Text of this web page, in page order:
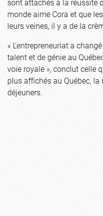
sont attachés à la réussite
monde aime Cora et que
leurs veines, il y a de la
« L'entrepreneuriat a
talent et de génie au
voie royale », conclut celle
plus affichés au Québec,
déjeuners.